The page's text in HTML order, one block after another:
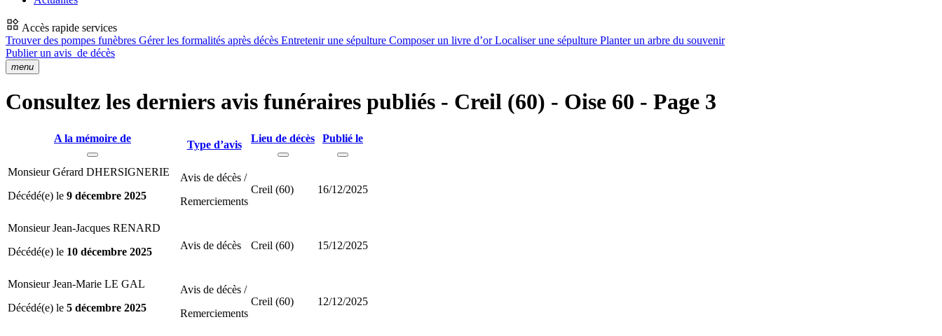
Accès rapide services
Trouver des pompes funèbres Gérer les formalités après décès Entretenir une sépulture Composer un livre d’orLocaliser une sépulture Planter un arbre du souvenir
Publier un avis de décès
menu
Consultez les derniers avis funéraires publiés - Creil (60) - Oise 60 - Page 3
A la mémoire de
Type d’avis
Lieu de décès Publié le
Monsieur Gérard DHERSIGNERIE
Décédé(e) le 9 décembre 2025
Avis de décès /
Remerciements
Creil (60) 16/12/2025
Monsieur Jean-Jacques RENARD
Décédé(e) le 10 décembre 2025
Avis de décès Creil (60) 15/12/2025
Monsieur Jean-Marie LE GAL
Décédé(e) le 5 décembre 2025
Avis de décès /
Remerciements
Creil (60) 12/12/2025